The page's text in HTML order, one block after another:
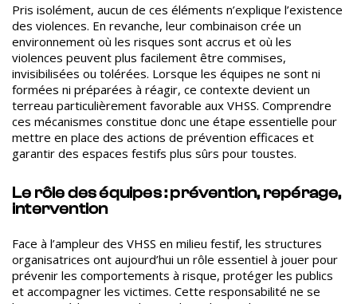
Pris isolément, aucun de ces éléments n’explique l’existence
des violences. En revanche, leur combinaison crée un
environnement où les risques sont accrus et où les
violences peuvent plus facilement être commises,
invisibilisées ou tolérées. Lorsque les équipes ne sont ni
formées ni préparées à réagir, ce contexte devient un
terreau particulièrement favorable aux VHSS. Comprendre
ces mécanismes constitue donc une étape essentielle pour
mettre en place des actions de prévention efficaces et
garantir des espaces festifs plus sûrs pour toustes.
Le rôle des équipes : prévention, repérage,
intervention
Face à l’ampleur des VHSS en milieu festif, les structures
organisatrices ont aujourd’hui un rôle essentiel à jouer pour
prévenir les comportements à risque, protéger les publics
et accompagner les victimes. Cette responsabilité ne se